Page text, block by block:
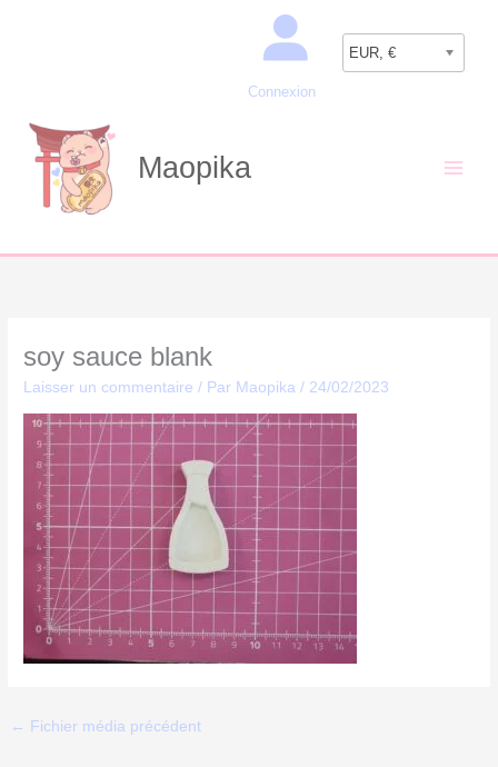
Connexion
EUR, €
Maopika
soy sauce blank
Laisser un commentaire / Par Maopika/ 24/02/2023
← Fichier média précédent
Recherche